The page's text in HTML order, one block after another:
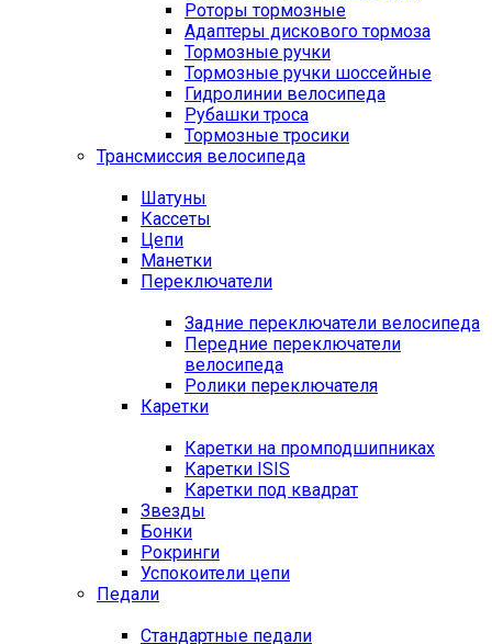
Роторы тормозные
Адаптеры дискового тормоза
Тормозные ручки
Тормозные ручки шоссейные
Гидролинии велосипеда
Рубашки троса
Тормозные тросики
Трансмиссия велосипеда
Шатуны
Кассеты
Цепи
Манетки
Переключатели
Задние переключатели велосипеда
Передние переключатели
велосипеда
Ролики переключателя
Каретки
Каретки на промподшипниках
Каретки ISIS
Каретки под квадрат
Звезды
Бонки
Рокринги
Успокоители цепи
Педали
Стандартные педали